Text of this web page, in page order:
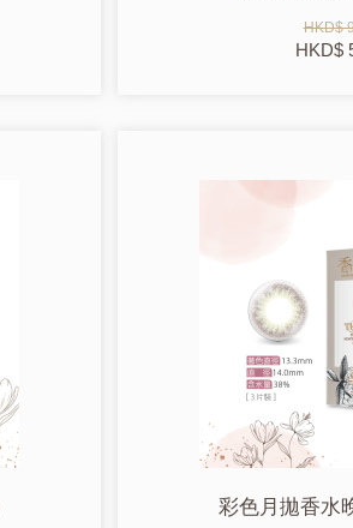
HKD$
HKD$
彩色月拋香水